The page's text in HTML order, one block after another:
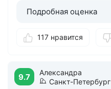
Подробная оценка
117 нравится
9.7
Александра
Санкт-Петербург